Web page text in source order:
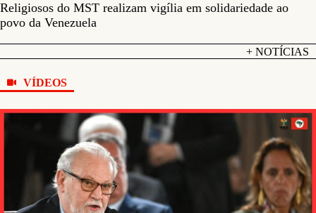
Religiosos do MST realizam vigília em solidariedade ao
povo da Venezuela
+ NOTÍCIAS
VÍDEOS